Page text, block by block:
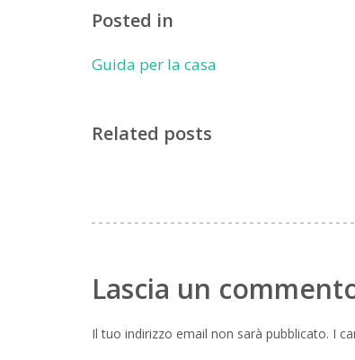
Posted in
Guida per la casa
Related posts
Lascia un
Il tuo indirizzo email non sarà pubblicato. I